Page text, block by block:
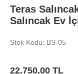
Teras
Salıncak Ev
Stok Kodu: BS-05
22.750,00 TL